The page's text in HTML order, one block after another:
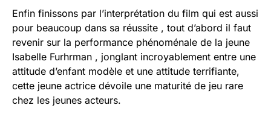
Enfin finissons par l’interprétation du film qui est aussi
pour beaucoup dans sa réussite , tout d’abord il faut
revenir sur la performance phénoménale de la jeune
Isabelle Furhrman , jonglant incroyablement entre une
attitude d’enfant modèle et une attitude terrifiante,
cette jeune actrice dévoile une maturité de jeu rare
chez les jeunes acteurs.